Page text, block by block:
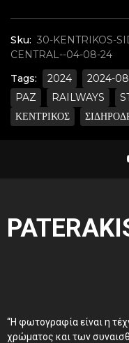
Sku: 30-KENTRIKOS-
CENTRAL--04-08-24
Tags:
2024 2024-
PAZ
RAILWAYS
ΚΕΝΤΡΙΚΟΣ
“Η φωτογραφία είναι η
χρώματος και των